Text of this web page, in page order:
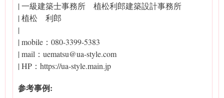
| 一級建築士事務所 植松利郎建築設計事務所
| 植松 利郎
|
| mobile：080-3399-5383
| mail：uematsu@ua-style.com
| HP：https://ua-style.main.jp
参考事例: